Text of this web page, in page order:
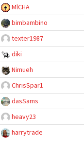
MlCHA
bimbambino
texter1987
diki
Nimueh
ChrisSpar1
dasSams
heavy23
harrytrade